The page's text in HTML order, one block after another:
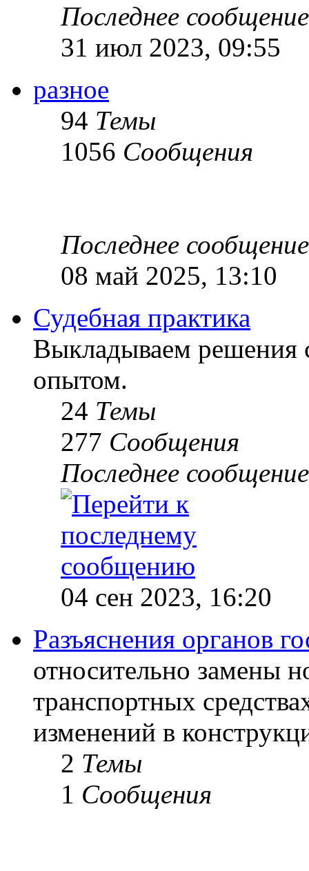
Последнее сообщение
31 июл 2023, 09:55
разное
94 Темы
1056 Сообщения
Последнее сообщение
08 май 2025, 13:10
Судебная практика
Выкладываем решения
опытом.
24 Темы
277 Сообщения
Последнее сообщение
04 сен 2023, 16:20
Разъяснения органов
относительно замены
транспортных
изменений в
2 Темы
1 Сообщения